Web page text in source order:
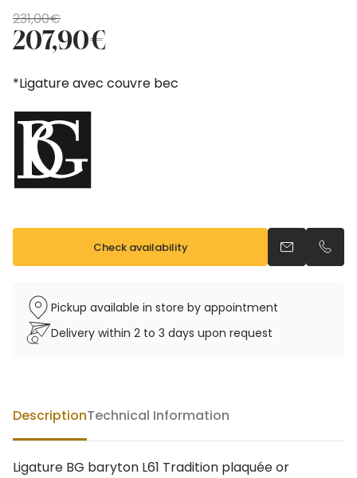
231,00€
Original
price
was:
231,00€.
207,90€
Current
price
is:
207,90€.
*Ligature avec couvre bec
Check availability Send anCall
Pickup available in store by appointment
Delivery within 2 to 3 days upon request
DescriptionTechnical Information
Ligature BG baryton L61 Tradition plaquée or